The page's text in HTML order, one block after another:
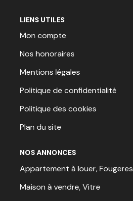
LIENS UTILES
Mon compte
Nos honoraires
Mentions légales
Politique de confidentialité
Politique des cookies
Plan du site
NOS ANNONCES
Appartement à louer, Fougeres
Maison à vendre, Vitre